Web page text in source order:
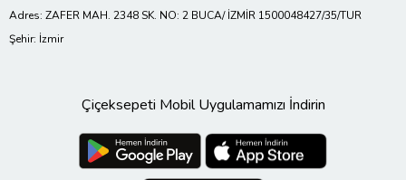
Adres: ZAFER MAH. 2348 SK. NO: 2 BUCA/ İZMİR 1500048427/35/TUR
Şehir: İzmir
Çiçeksepeti Mobil Uygulamamızı İndirin